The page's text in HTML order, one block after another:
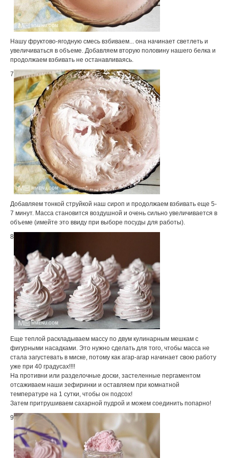
Нашу фруктово-ягодную смесь взбиваем... она начинает светлеть и
увеличиваться в объеме. Добавляем вторую половину нашего белка и
продолжаем взбивать не останавливаясь.
7
Добавляем тонкой струйкой наш сироп и продолжаем взбивать еще 5-
7 минут. Масса становится воздушной и очень сильно увеличивается в
объеме (имейте это ввиду при выборе посуды для работы).
8
Еще теплой раскладываем массу по двум кулинарным мешкам с
фигурными насадками. Это нужно сделать для того, чтобы масса не
стала загустевать в миске, потому как агар-агар начинает свою работу
уже при 40 градусах!!!!
На противни или разделочные доски, застеленные пергаментом
отсаживаем наши зефиринки и оставляем при комнатной
температуре на 1 сутки, чтобы он подсох!
Затем притрушиваем сахарной пудрой и можем соединить попарно!
9